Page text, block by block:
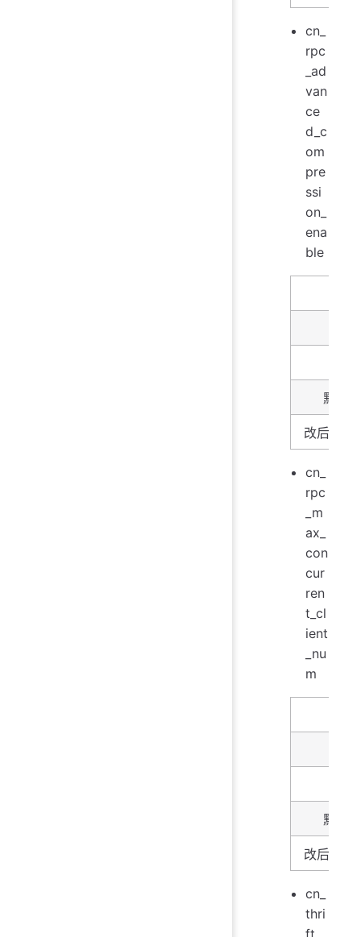
cn_
rpc
_ad
van
ce
d_c
om
pre
ssi
on_
ena
ble
默认值
改后生效
cn_
rpc
_m
ax_
con
cur
ren
t_cl
ient
_nu
m
默认值
改后生效
cn_
thri
ft_